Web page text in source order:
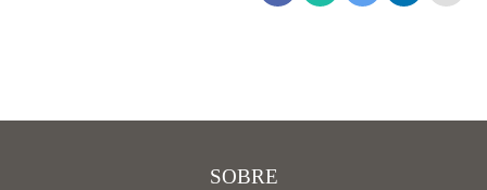
SOBRE